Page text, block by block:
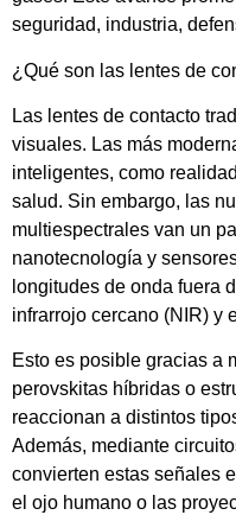
seguridad, industria,
¿Qué son las lentes de
Las lentes de contacto
visuales. Las más
inteligentes, como
salud. Sin embargo, las
multiespectrales van un
nanotecnología y
longitudes de onda fuera
infrarrojo cercano (NIR) y
Esto es posible gracias a
perovskitas híbridas o
reaccionan a distintos
Además, mediante
convierten estas señales
el ojo humano o las